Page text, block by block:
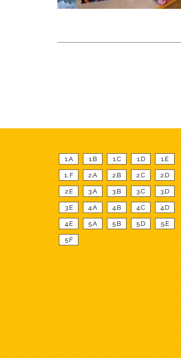
1.A 1.B 1.C 1.D 1.E
1. F 2.A 2.B 2.C 2.D
2.E 3.A 3.B 3.C 3.D
3.E 4.A 4.B 4.C 4.D
4.E 5.A 5.B 5.D 5.E
5.F